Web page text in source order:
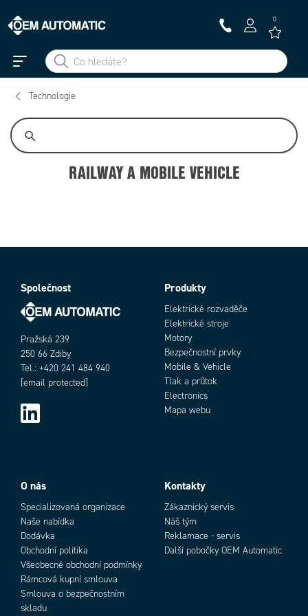
0
Technologie
RAILWAY A MOBILE VEHICLE
Společnost
Pražská 239
250 66 Zdiby
Tel.: +420 241 484 940
[email protected]
Produkty
Elektrické rozvaděče
Elektrické stroje
Motory
Bezpečnostní prvky
Mobile & Vehicle
Tlak a průtok
Electronics
Mapa webu
O nás
Specializovaná organizace
Naše nabídka
Dodávka
Obchodní politika
Všeobecné obchodní podmínky
Rámcová kupní smlouva
Smlouva o bezpečnostním
skladu
Kontakty
Zákaznický servis
Náš tým
Reklamace - servis
Další pobočky OEM Automatic